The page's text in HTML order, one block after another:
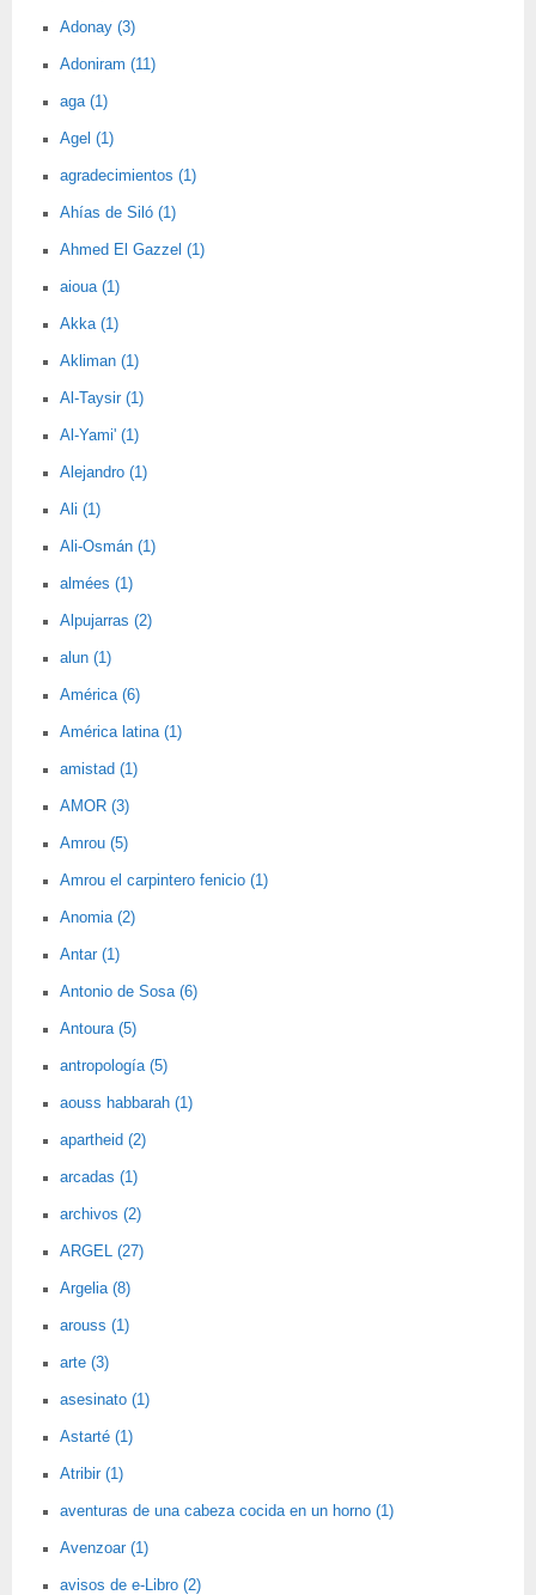
Adonay (3)
Adoniram (11)
aga (1)
Agel (1)
agradecimientos (1)
Ahías de Siló (1)
Ahmed El Gazzel (1)
aioua (1)
Akka (1)
Akliman (1)
Al-Taysir (1)
Al-Yami' (1)
Alejandro (1)
Ali (1)
Ali-Osmán (1)
almées (1)
Alpujarras (2)
alun (1)
América (6)
América latina (1)
amistad (1)
AMOR (3)
Amrou (5)
Amrou el carpintero fenicio (1)
Anomia (2)
Antar (1)
Antonio de Sosa (6)
Antoura (5)
antropología (5)
aouss habbarah (1)
apartheid (2)
arcadas (1)
archivos (2)
ARGEL (27)
Argelia (8)
arouss (1)
arte (3)
asesinato (1)
Astarté (1)
Atribir (1)
aventuras de una cabeza cocida en un horno (1)
Avenzoar (1)
avisos de e-Libro (2)